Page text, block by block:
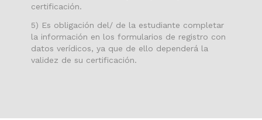
certificación.
5) Es obligación del/ de la estudiante completar
la información en los formularios de registro con
datos verídicos, ya que de ello dependerá la
validez de su certificación.